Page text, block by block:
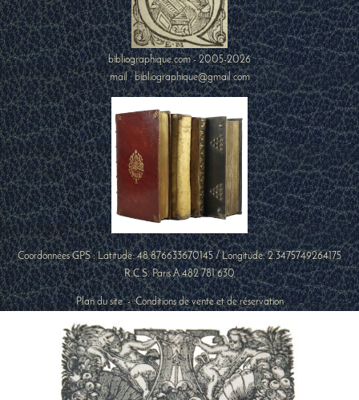
bibliographique.com - 2005-2026
mail : bibliographique@gmail.com
Coordonnées GPS : Latitude:48.876633670145/ Longitude:2.3475749264175
R.C.S. Paris A 482 781 630
Plan du site-Conditions de vente et de réservation